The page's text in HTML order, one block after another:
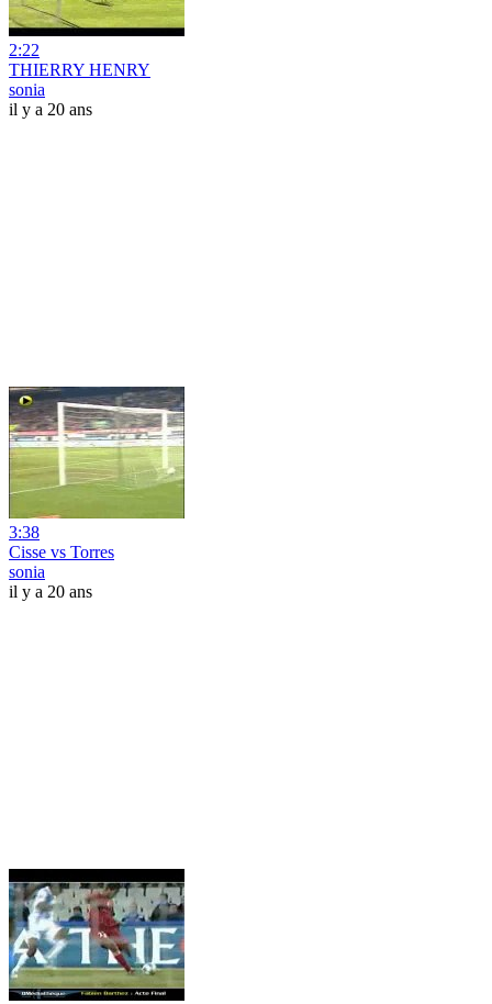
2:22
THIERRY HENRY
sonia
il y a 20 ans
3:38
Cisse vs Torres
sonia
il y a 20 ans